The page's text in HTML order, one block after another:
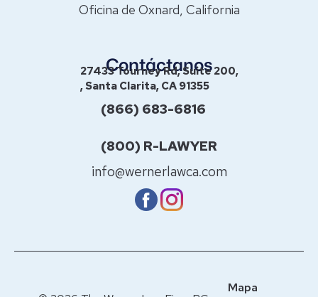
Oficina de Oxnard, California
Contáctanos
27433 Tourney Rd, Suite 200,
, Santa Clarita, CA 91355
(866) 683-6816
(800) R-LAWYER
info@wernerlawca.com
Mapa